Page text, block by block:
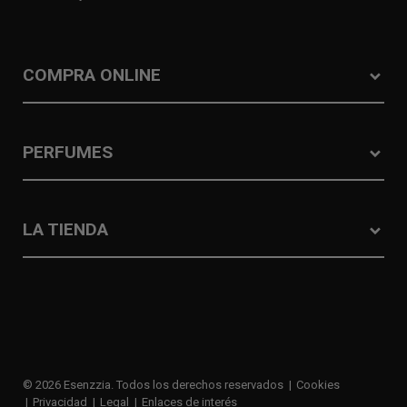
COMPRA ONLINE
PERFUMES
LA TIENDA
© 2026 Esenzzia. Todos los derechos reservados
Cookies
Privacidad
Legal Enlaces de interés